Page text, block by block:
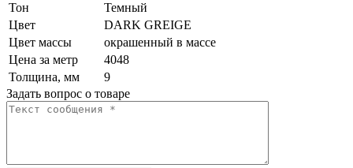
Тон
Темный
Цвет
DARK GREIGE
Цвет массы
окрашенный в массе
Цена за метр
4048
Толщина, мм
9
Задать вопрос о товаре